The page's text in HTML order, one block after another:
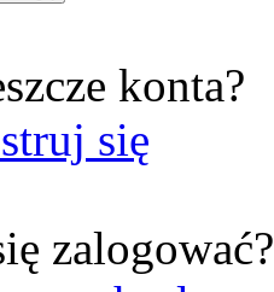
konta?
się
zalogować?